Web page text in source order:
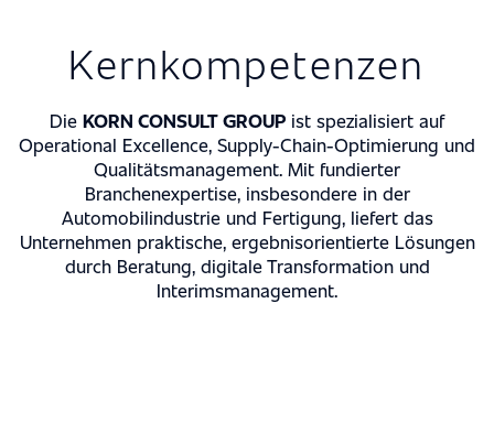
PHILOSOPHIE
MANAGEMENT
AUSZEICHNUNGEN
ZERTIFIZIERUNGEN
EXPERTISE
NACHRICHTEN
NACHRICHTEN
KARRIERE
FESTANGESTELLTE
FREELANCE
STANDORTE
Kernkompetenzen
Die KORN CONSULT GROUP ist spezialisiert auf
Operational Excellence, Supply-Chain-Optimierung und
Qualitätsmanagement. Mit fundierter
Branchenexpertise, insbesondere in der
Automobilindustrie und Fertigung, liefert das
Unternehmen praktische, ergebnisorientierte Lösungen
durch Beratung, digitale Transformation und
Interimsmanagement.